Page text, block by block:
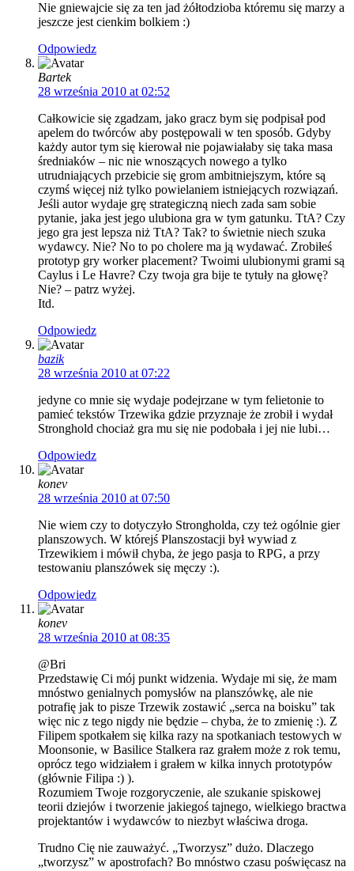
Nie gniewajcie się za ten jad żółtodzioba któremu się marzy a
jeszcze jest cienkim bolkiem :)
Odpowiedz
Bartek
28 września 2010 at 02:52
Całkowicie się zgadzam, jako gracz bym się podpisał pod
apelem do twórców aby postępowali w ten sposób. Gdyby
każdy autor tym się kierował nie pojawiałaby się taka masa
średniaków – nic nie wnoszących nowego a tylko
utrudniających przebicie się grom ambitniejszym, które są
czymś więcej niż tylko powielaniem istniejących rozwiązań.
Jeśli autor wydaje grę strategiczną niech zada sam sobie
pytanie, jaka jest jego ulubiona gra w tym gatunku. TtA? Czy
jego gra jest lepsza niż TtA? Tak? to świetnie niech szuka
wydawcy. Nie? No to po cholere ma ją wydawać. Zrobiłeś
prototyp gry worker placement? Twoimi ulubionymi grami są
Caylus i Le Havre? Czy twoja gra bije te tytuły na głowę?
Nie? – patrz wyżej.
Itd.
Odpowiedz
bazik
28 września 2010 at 07:22
jedyne co mnie się wydaje podejrzane w tym felietonie to
pamieć tekstów Trzewika gdzie przyznaje że zrobił i wydał
Stronghold chociaż gra mu się nie podobała i jej nie lubi…
Odpowiedz
konev
28 września 2010 at 07:50
Nie wiem czy to dotyczyło Strongholda, czy też ogólnie gier
planszowych. W którejś Planszostacji był wywiad z
Trzewikiem i mówił chyba, że jego pasja to RPG, a przy
testowaniu planszówek się męczy :).
Odpowiedz
konev
28 września 2010 at 08:35
@Bri
Przedstawię Ci mój punkt widzenia. Wydaje mi się, że mam
mnóstwo genialnych pomysłów na planszówkę, ale nie
potrafię jak to pisze Trzewik zostawić „serca na boisku” tak
więc nic z tego nigdy nie będzie – chyba, że to zmienię :). Z
Filipem spotkałem się kilka razy na spotkaniach testowych w
Moonsonie, w Basilice Stalkera raz grałem może z rok temu,
oprócz tego widziałem i grałem w kilka innych prototypów
(głównie Filipa :) ).
Rozumiem Twoje rozgoryczenie, ale szukanie spiskowej
teorii dziejów i tworzenie jakiegoś tajnego, wielkiego bractwa
projektantów i wydawców to niezbyt właściwa droga.
Trudno Cię nie zauważyć. „Tworzysz” dużo. Dlaczego
„tworzysz” w apostrofach? Bo mnóstwo czasu poświęcasz na